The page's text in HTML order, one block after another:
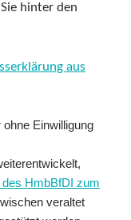
hinter den
aus
Einwilligung
des HmbBfDI zum
veraltet